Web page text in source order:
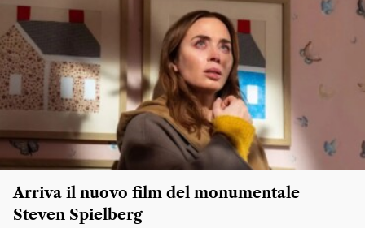
Arriva il nuovo film del monumentale
Steven Spielberg